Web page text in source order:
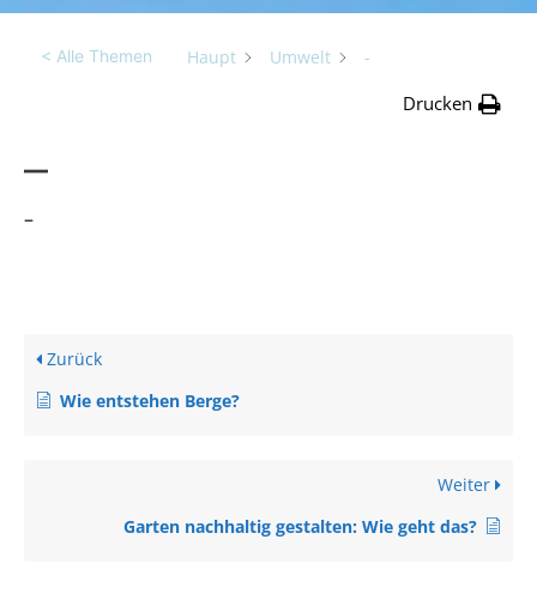
< Alle Themen Haupt Umwelt -
Drucken
–
–
Zurück
Wie entstehen Berge?
Weiter
Garten nachhaltig gestalten: Wie geht das?